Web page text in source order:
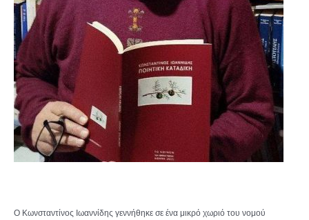
Ο Κωνσταντίνος Ιωαννίδης γεννήθηκε σε ένα μικρό χωριό του νομού